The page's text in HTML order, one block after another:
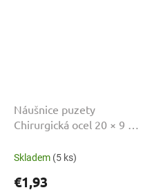
Náušnice puzety
Chirurgická ocel 20 × 9 mm
Skladem (5 ks)
€1,93